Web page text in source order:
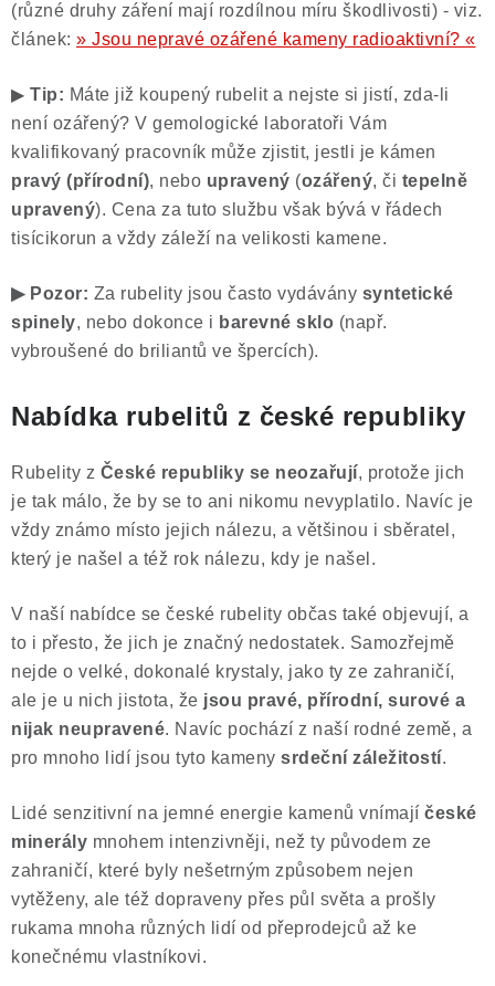
(různé druhy záření mají rozdílnou míru škodlivosti) - viz.
článek: » Jsou nepravé ozářené kameny radioaktivní? «
▶ Tip: Máte již koupený rubelit a nejste si jistí, zda-li
není ozářený? V gemologické laboratoři Vám
kvalifikovaný pracovník může zjistit, jestli je kámen
pravý (přírodní), nebo upravený (ozářený, či tepelně
upravený). Cena za tuto službu však bývá v řádech
tisícikorun a vždy záleží na velikosti kamene.
▶ Pozor: Za rubelity jsou často vydávány syntetické
spinely, nebo dokonce i barevné sklo (např.
vybroušené do briliantů ve špercích).
Nabídka rubelitů z české republiky
Rubelity z České republiky se neozařují, protože jich
je tak málo, že by se to ani nikomu nevyplatilo. Navíc je
vždy známo místo jejich nálezu, a většinou i sběratel,
který je našel a též rok nálezu, kdy je našel.
V naší nabídce se české rubelity občas také objevují, a
to i přesto, že jich je značný nedostatek. Samozřejmě
nejde o velké, dokonalé krystaly, jako ty ze zahraničí,
ale je u nich jistota, že jsou pravé, přírodní, surové a
nijak neupravené. Navíc pochází z naší rodné země, a
pro mnoho lidí jsou tyto kameny srdeční záležitostí.
Lidé senzitivní na jemné energie kamenů vnímají české
minerály mnohem intenzivněji, než ty původem ze
zahraničí, které byly nešetrným způsobem nejen
vytěženy, ale též dopraveny přes půl světa a prošly
rukama mnoha různých lidí od přeprodejců až ke
konečnému vlastníkovi.